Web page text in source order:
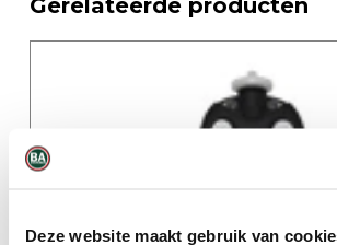
Deze website maakt gebruik van